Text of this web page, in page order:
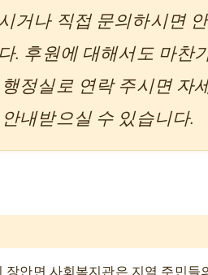
거나 직접 문의하시면
. 후원에 대해서도 마찬
정실로 연락 주시면 자
내받으실 수 있습니다.
장안면 사회복지관은 지역 주민들